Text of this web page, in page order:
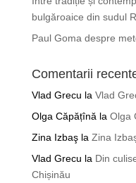
bulgăroaice din sudul
Paul Goma despre
Comentarii
Vlad Grecu la Vlad
Olga Căpățînă la Olga
Zina Izbaşla Zina
Vlad Grecu la Din
Chișinău